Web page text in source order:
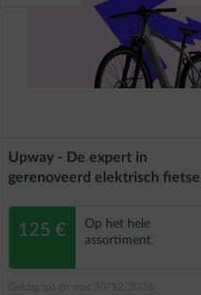
Upway - De expert in
gerenoveerd elektrisch
125 €
Op het hele
assortiment